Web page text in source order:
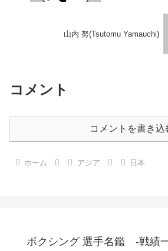
山内 努(Tsutomu Yamauchi)
コメント
コメントを書き込
ホーム アジア 日本
ボクシング 選手名鑑 -戦績